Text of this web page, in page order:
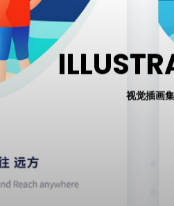
关
联
博
视觉插画
ILLUSTR